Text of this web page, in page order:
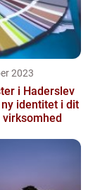
2023
i Haderslev
identitet i dit